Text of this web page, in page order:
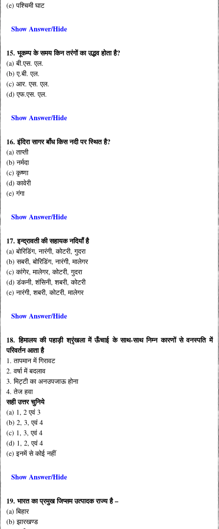
(e) पश्चिमी घाट
Show Answer/Hide
15. भूकम्प के समय किन तरंगों का उद्भव होता है?
(a) बी.एस. एल.
(b) ए.बी. एल.
(c) आर. एस. एल.
(d) एफ.एस. एल.
Show Answer/Hide
16. इंदिरा सागर बाँध किस नदी पर स्थित है?
(a) ताप्ती
(b) नर्मदा
(c) कृष्णा
(d) कावेरी
(e) गंगा
Show Answer/Hide
17. इन्द्रावती की सहायक नदियाँ है
(a) बोरिडिंग, नारंगी, कोटरी, गुदरा
(b) सबरी, बोरिडिंग, नारंगी, मालेगर
(c) कांगेर, मालेगर, कोटरी, गुदरा
(d) डंकनी, शंसिनी, शबरी, कोटरी
(e) नारंगी, शबरी, कोटरी, मालेगर
Show Answer/Hide
18. हिमालय की पहाड़ी श्रृंखला में ऊँचाई के साथ-साथ निम्न कारणों से वनस्पति में
परिवर्तन आता है
1. तापमान में गिरावट
2. वर्षा में बदलाव
3. मिट्टी का अनउपजाऊ होना
4. तेज हवा
सही उत्तर चुनिये
(a) 1, 2 एवं 3
(b) 2, 3, एवं 4
(c) 1, 3, एवं 4
(d) 1, 2, एवं 4
(e) इनमें से कोई नहीं
Show Answer/Hide
19. भारत का प्रमुख जिप्सम उत्पादक राज्य है –
(a) बिहार
(b) झारखण्ड